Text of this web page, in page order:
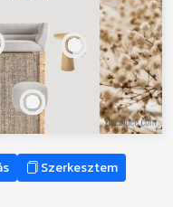
Szerkesztem